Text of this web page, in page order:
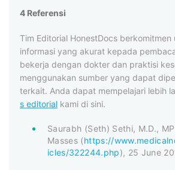
4 Referensi
Tim Editorial HonestDocs
informasi yang akurat kepada
bekerja dengan dokter dan praktisi
menggunakan sumber yang dapat
terkait. Anda dapat mempelajari lebih
s editorial kami di sini.
Saurabh (Seth) Sethi, M.D.,
Masses (https://
icles/322244.php), 25 June